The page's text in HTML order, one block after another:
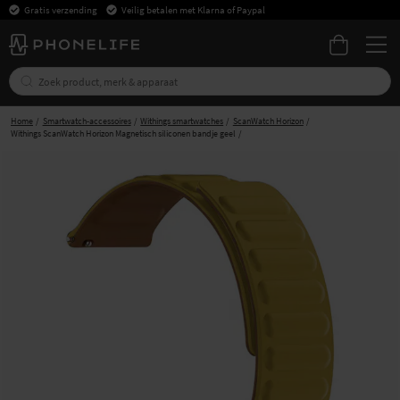
Gratis verzending Veilig betalen met Klarna of Paypal
Home Smartwatch-accessoires Withings smartwatches
ScanWatch Horizon
Withings ScanWatch Horizon Magnetisch siliconen bandje geel